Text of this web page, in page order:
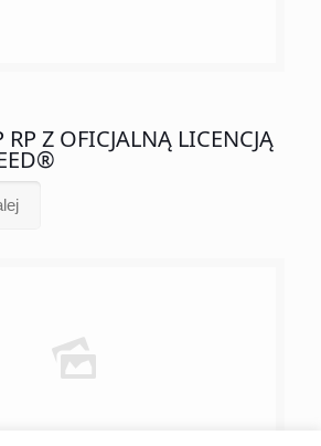
Z OFICJALNĄ LICENCJĄ